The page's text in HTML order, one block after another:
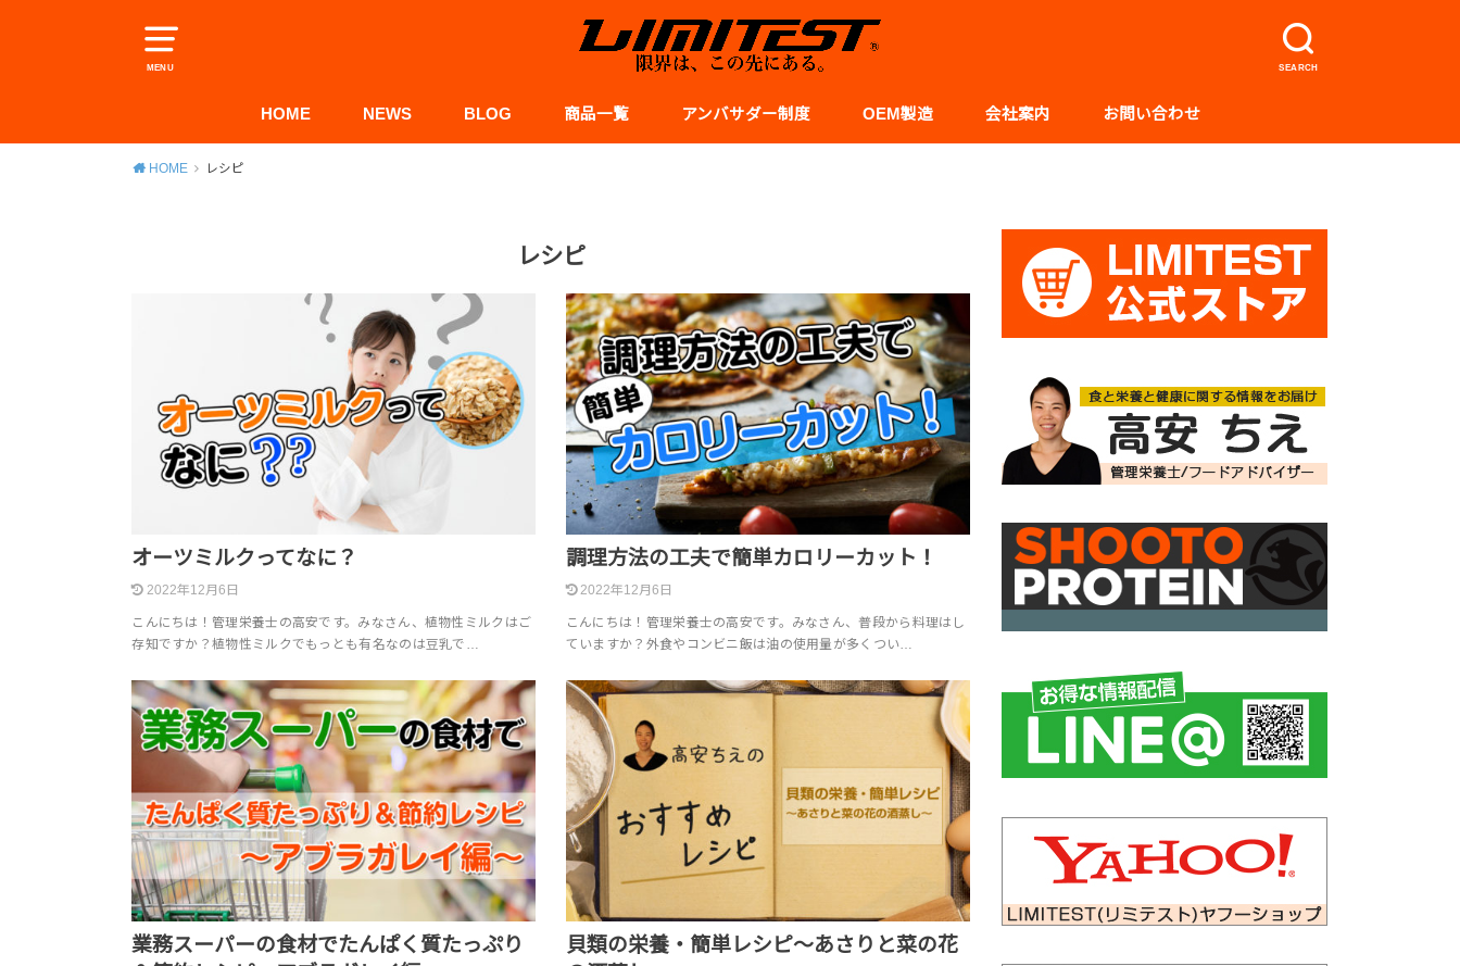
MENU SEARCH
HOME NEWS BLOG 商品一覧 アンバサダー制度 OEM製造 会社案内 お問い合わせ
HOME レシピ
レシピ
オーツミルクってなに？
2022年12月6日
こんにちは！管理栄養士の高安です。みなさん、植物性ミルクはご
存知ですか？植物性ミルクでもっとも有名なのは豆乳で…
調理方法の工夫で簡単カロリーカット！
2022年12月6日
こんにちは！管理栄養士の高安です。みなさん、普段から料理はし
ていますか？外食やコンビニ飯は油の使用量が多くつい…
業務スーパーの食材でたんぱく質たっぷり
貝類の栄養・簡単レシピ〜あさりと菜の花